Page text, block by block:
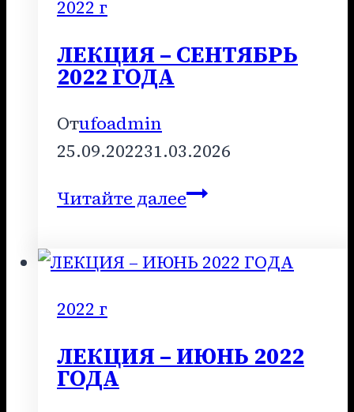
2022 г
ЛЕКЦИЯ – СЕНТЯБРЬ
2022 ГОДА
Отufoadmin
25.09.202231.03.2026
Читайте далееЛЕКЦИЯ
СЕНТЯБРЬ
2022
2022 г
ЛЕКЦИЯ – ИЮНЬ 2022
ГОДА